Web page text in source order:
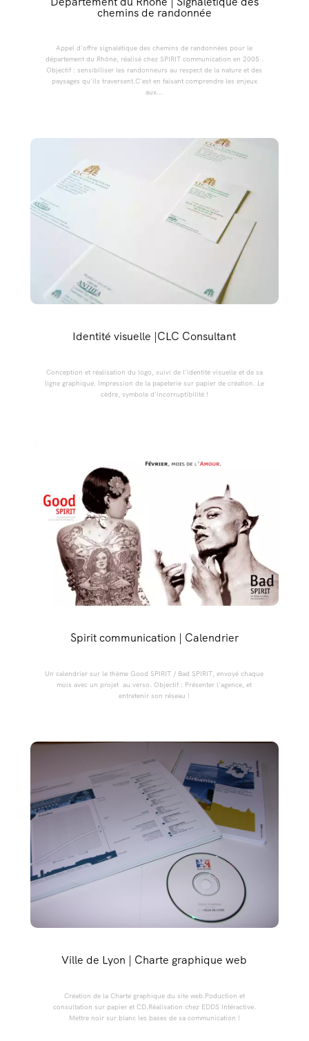
chemins de randonnée
Appel d'offre signalétique des chemins de randonnées pour le
département du Rhône, réalisé chez SPIRIT communication en 2005 .
Objectif : sensibiliser les randonneurs au respect de la nature et des
paysages qu'ils traversent.C'est en faisant comprendre les enjeux
aux...
Identité visuelle |CLC Consultant
Conception et réalisation du logo, suivi de l'identité visuelle et de sa
ligne graphique. Impression de la papeterie sur papier de création. Le
cèdre, symbole d'incorruptibilité !
Spirit communication | Calendrier
Un calendrier sur le thème Good SPIRIT / Bad SPIRIT, envoyé chaque
mois avec un projet au verso. Objectif : Présenter l'agence, et
entretenir son réseau !
Ville de Lyon | Charte graphique web
Création de la Charte graphique du site web.Poduction et
consultation sur papier et CD.Réalisation chez EDDS Intéractive.
Mettre noir sur blanc les bases de sa communication !